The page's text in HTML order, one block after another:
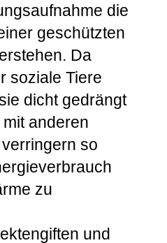
die
geschützten
Da
soziale Tiere
dicht gedrängt
anderen
so
zu
und